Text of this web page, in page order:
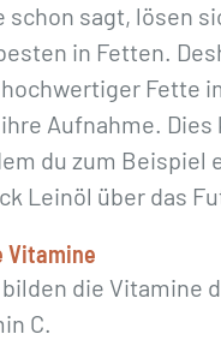
schon sagt, lösen
in Fetten.
Fette
Aufnahme. Dies
du zum Beispiel
Leinöl über das
Vitamine
bilden die Vitamine
C.